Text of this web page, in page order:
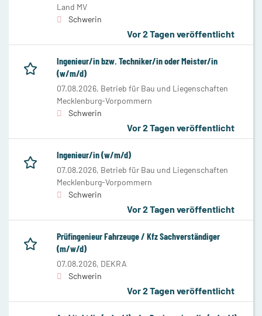
Land MV
Schwerin
Vor 2 Tagen veröffentlicht
Ingenieur/in bzw. Techniker/in oder Meister/in
(w/m/d)
07.08.2026, Betrieb für Bau und Liegenschaften
Mecklenburg-Vorpommern
Schwerin
Vor 2 Tagen veröffentlicht
Ingenieur/in (w/m/d)
07.08.2026, Betrieb für Bau und Liegenschaften
Mecklenburg-Vorpommern
Schwerin
Vor 2 Tagen veröffentlicht
Prüfingenieur Fahrzeuge / Kfz Sachverständiger
(m/w/d)
07.08.2026, DEKRA
Schwerin
Vor 2 Tagen veröffentlicht